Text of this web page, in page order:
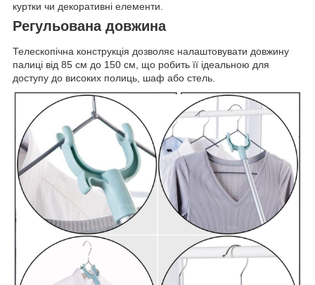
куртки чи декоративні елементи.
Регульована довжина
Телескопічна конструкція дозволяє налаштовувати довжину
палиці від 85 см до 150 см, що робить її ідеальною для
доступу до високих полиць, шаф або стель.